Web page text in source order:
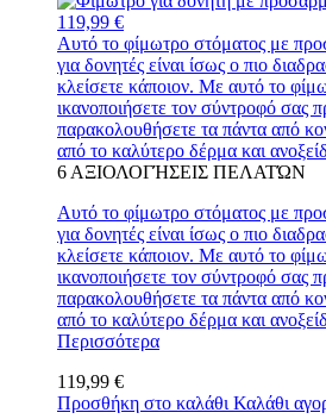
119,99 €
Αυτό το φίμωτρο στόματος με
για δονητές είναι ίσως ο πιο
κλείσετε κάποιον. Με αυτό το
ικανοποιήσετε τον σύντροφό σας
παρακολουθήσετε τα πάντα από
από το καλύτερο δέρμα και
6 ΑΞΙΟΛΟΓΉΣΕΙΣ ΠΕΛΑΤΏΝ
Αυτό το φίμωτρο στόματος με
για δονητές είναι ίσως ο πιο
κλείσετε κάποιον. Με αυτό το
ικανοποιήσετε τον σύντροφό σας
παρακολουθήσετε τα πάντα από
από το καλύτερο δέρμα και
Περισσότερα
119,99 €
Προσθήκη στο καλάθι Καλάθι